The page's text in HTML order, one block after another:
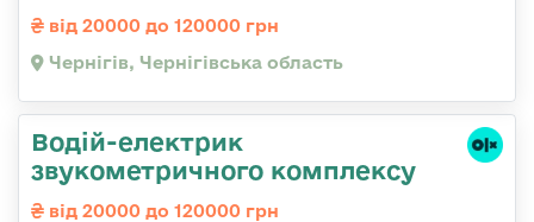
від 20000 до 120000 грн
Чернігів, Чернігівська область
Водій-електрик
звукометричного комплексу
від 20000 до 120000 грн